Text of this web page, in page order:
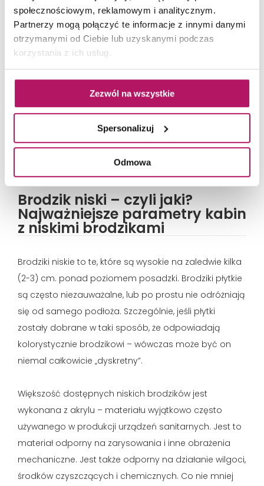
społecznościowym, reklamowym i analitycznym.
Partnerzy mogą połączyć te informacje z innymi danymi
otrzymanymi od Ciebie lub uzyskanymi podczas
korzystania z ich usług.
Zezwól na wszystkie
Spersonalizuj
Odmowa
Fot. materiały prasowe
Brodzik niski – czyli jaki?
Najważniejsze parametry kabin
z niskimi brodzikami
Brodziki niskie to te, które są wysokie na zaledwie kilka
(2-3) cm. ponad poziomem posadzki. Brodziki płytkie
są często niezauważalne, lub po prostu nie odróżniają
się od samego podłoża. Szczególnie, jeśli płytki
zostały dobrane w taki sposób, że odpowiadają
kolorystycznie brodzikowi – wówczas może być on
niemal całkowicie „dyskretny”.
Większość dostępnych niskich brodzików jest
wykonana z akrylu – materiału wyjątkowo często
używanego w produkcji urządzeń sanitarnych. Jest to
materiał odporny na zarysowania i inne obrażenia
mechaniczne. Jest także odporny na działanie wilgoci,
środków czyszczących i chemicznych. Co nie mniej